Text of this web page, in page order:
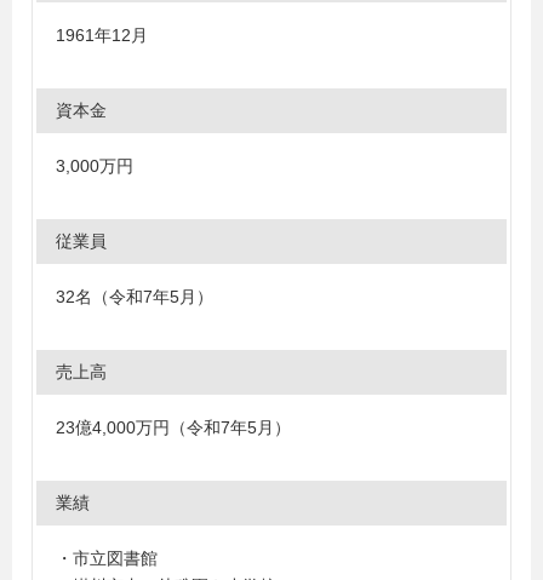
1961年12月
資本金
3,000万円
従業員
32名（令和7年5月）
売上高
23億4,000万円（令和7年5月）
業績
・市立図書館